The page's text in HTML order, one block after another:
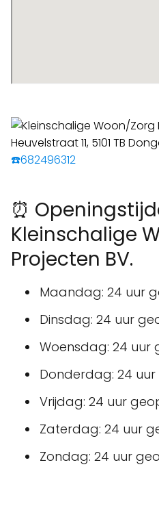
☎️682496312
⏰
Kleinschalige
Projecten BV.
Maandag: 24 uur
Dinsdag: 24 uur
Woensdag: 24 uur
Donderdag: 24
Vrijdag: 24 uur
Zaterdag: 24 uur
Zondag: 24 uur